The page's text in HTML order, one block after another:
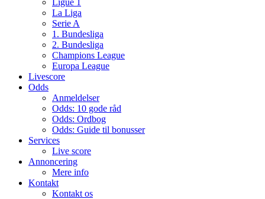
La Liga
Serie A
1. Bundesliga
2. Bundesliga
Champions League
Europa League
Livescore
Odds
Anmeldelser
Odds: 10 gode råd
Odds: Ordbog
Odds: Guide til bonusser
Services
Live score
Annoncering
Mere info
Kontakt
Kontakt os